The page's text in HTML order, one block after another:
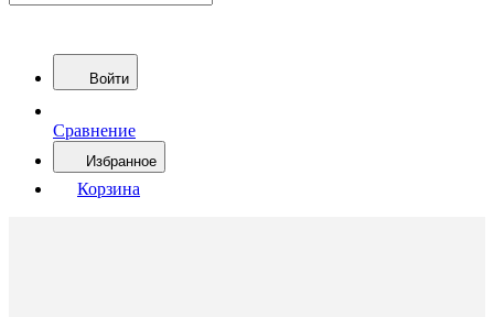
Войти
Сравнение
Избранное
Корзина